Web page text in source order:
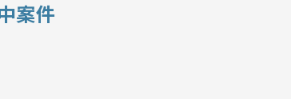
案件